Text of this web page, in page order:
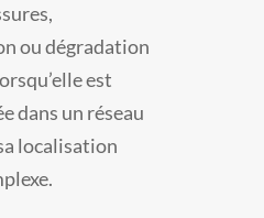
ou dégradation
est
dans un réseau
localisation